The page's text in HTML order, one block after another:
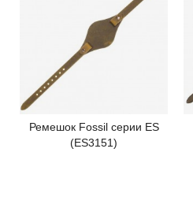
Ремешок Fossil серии ES
(ES3151)